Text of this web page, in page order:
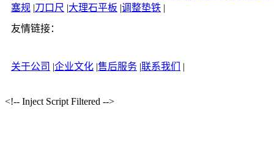
塞规 |刀口尺 |大理石平板 |调整垫铁 |
友情链接：
关于公司 |企业文化 |售后服务 |联系我们 |
<!-- Inject Script Filtered -->